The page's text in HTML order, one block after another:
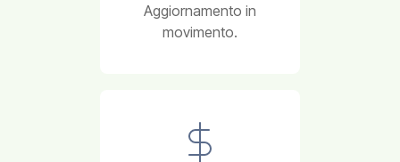
Aggiornamento in
movimento.